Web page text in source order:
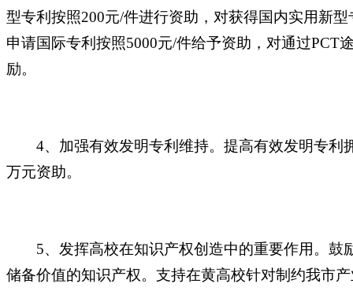
型专利按照200元/件进行资助，对获得国内实用新
申请国际专利按照5000元/件给予资助，对通过
励。
4、加强有效发明专利维持。提高有效发明专利
万元资助。
5、发挥高校在知识产权创造中的重要作用。
储备价值的知识产权。支持在黄高校针对制约我市